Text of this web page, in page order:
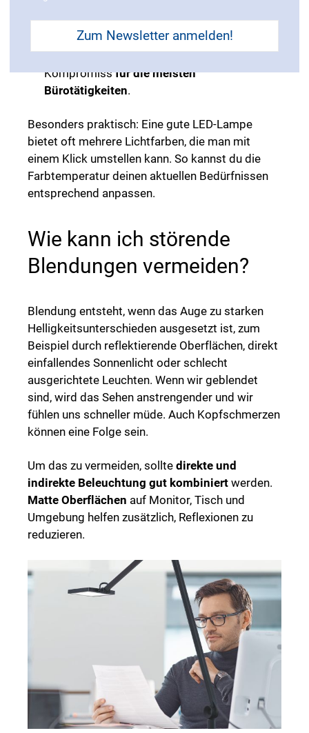
Warmweißes Licht
beruhigendund eignet sich für
Pausenbereiche oder den Feierabend.
Neutralweißes Lichtgilt als guter
Kompromissfür die meisten
Bürotätigkeiten.
Besonders praktisch: Eine gute LED-Lampe
bietet oft mehrere Lichtfarben, die man mit
einem Klick umstellen kann. So kannst du die
Farbtemperatur deinen aktuellen Bedürfnissen
entsprechend anpassen.
Wie kann ich störende
Blendungen vermeiden?
Blendung entsteht, wenn das Auge zu starken
Helligkeitsunterschieden ausgesetzt ist, zum
Beispiel durch reflektierende Oberflächen, direkt
einfallendes Sonnenlicht oder schlecht
ausgerichtete Leuchten. Wenn wir geblendet
sind, wird das Sehen anstrengender und wir
fühlen uns schneller müde. Auch Kopfschmerzen
können eine Folge sein.
Um das zu vermeiden, sollte direkte und
indirekte Beleuchtung gut kombiniert werden.
Matte Oberflächen auf Monitor, Tisch und
Umgebung helfen zusätzlich, Reflexionen zu
reduzieren.
Zum Newsletter anmelden!